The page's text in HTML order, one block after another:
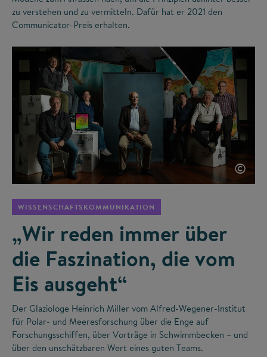
zu verstehen und zu vermitteln. Dafür hat er 2021 den
Communicator-Preis erhalten.
©
WISSENSCHAFTSKOMMUNIKATION
„Wir reden immer über
die Faszination, die vom
Eis ausgeht“
Der Glaziologe Heinrich Miller vom Alfred-Wegener-Institut
für Polar- und Meeresforschung über die Enge auf
Forschungsschiffen, über Vorträge in Schwimmbecken – und
über den unschätzbaren Wert eines guten Teams.